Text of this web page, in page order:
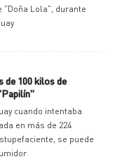
"Doña Lola", durante
de 100 kilos de
cuando intentaba
en más de 224
se puede